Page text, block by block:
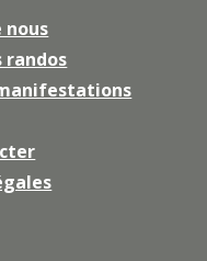
nous
randos